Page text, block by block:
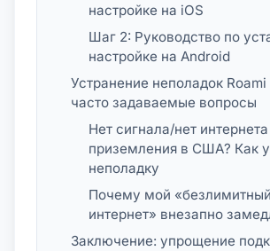
настройке на iOS
Шаг 2: Руководство по
настройке на Android
Устранение неполадок Roami
часто задаваемые вопросы
Нет сигнала/нет
приземления в США? Как
неполадку
Почему мой «безлимитный
интернет» внезапно
Заключение: упрощение